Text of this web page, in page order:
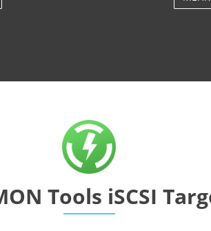
Tools iSCSI